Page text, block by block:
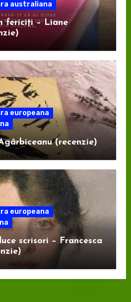
australiana
fericiți – Liane
europeana
(recenzie)
europeana
scrisori – Francesca